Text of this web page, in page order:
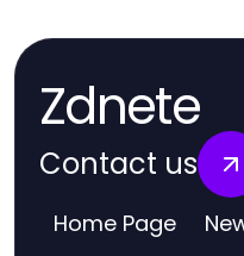
Zdnete
Contact us
Home Page